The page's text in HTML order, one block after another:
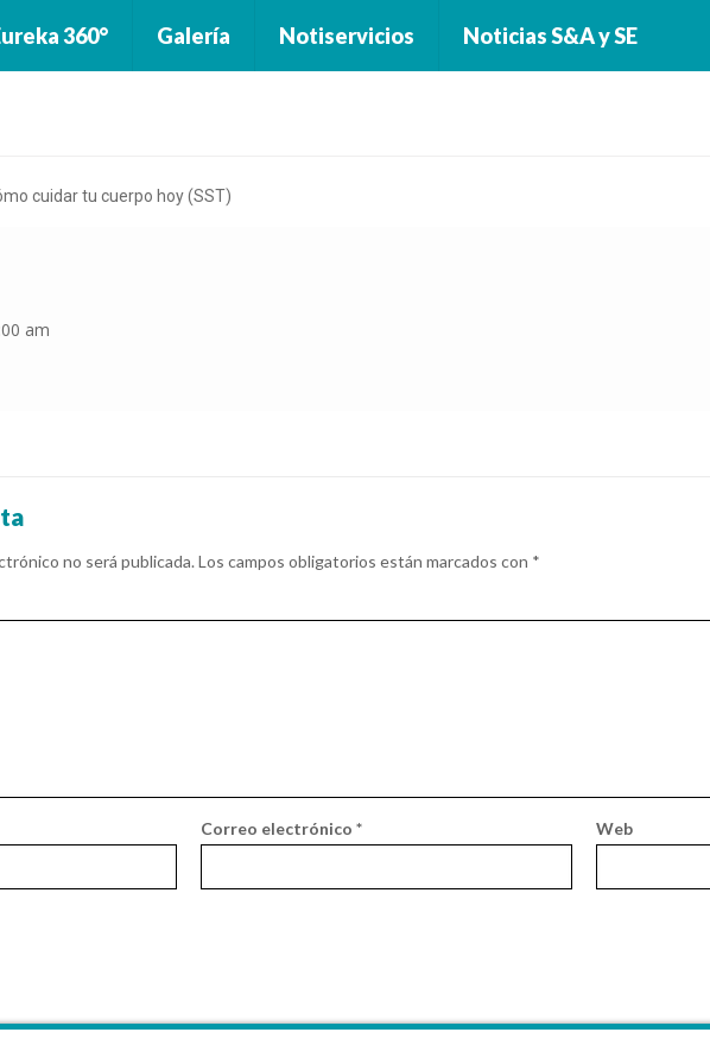
360° Galería Notiservicios Noticias S&A y SE
cuidar tu cuerpo hoy (SST)
am
no será publicada. Los campos obligatorios están marcados con *
Correo electrónico * Web